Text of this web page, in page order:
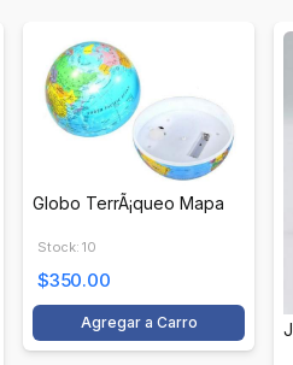
Globo TerrÃ¡queo Mapa
Stock: 10
$350.00
Agregar a Carro